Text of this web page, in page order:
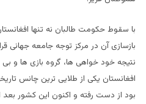
با سقوط حکومت طالبان نه تنها
بازسازی آن در مرکز توجه جامعه جهانی
نتیجه خود خواهی ها، گروه بازی ها و
افغانستان یکی از طلایی ترین چانس
بود از دست رفته و اکنون این کشور